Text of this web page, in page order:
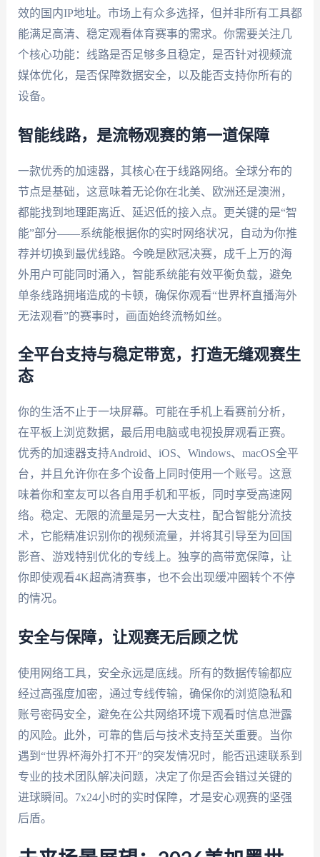
效的国内IP地址。市场上有众多选择，但并非所有工具都
能满足高清、稳定观看体育赛事的需求。你需要关注几
个核心功能：线路是否足够多且稳定，是否针对视频流
媒体优化，是否保障数据安全，以及能否支持你所有的
设备。
智能线路，是流畅观赛的第一道保障
一款优秀的加速器，其核心在于线路网络。全球分布的
节点是基础，这意味着无论你在北美、欧洲还是澳洲，
都能找到地理距离近、延迟低的接入点。更关键的是“智
能”部分——系统能根据你的实时网络状况，自动为你推
荐并切换到最优线路。今晚是欧冠决赛，成千上万的海
外用户可能同时涌入，智能系统能有效平衡负载，避免
单条线路拥堵造成的卡顿，确保你观看“世界杯直播海外
无法观看”的赛事时，画面始终流畅如丝。
全平台支持与稳定带宽，打造无缝观赛生
态
你的生活不止于一块屏幕。可能在手机上看赛前分析，
在平板上浏览数据，最后用电脑或电视投屏观看正赛。
优秀的加速器支持Android、iOS、Windows、macOS全平
台，并且允许你在多个设备上同时使用一个账号。这意
味着你和室友可以各自用手机和平板，同时享受高速网
络。稳定、无限的流量是另一大支柱，配合智能分流技
术，它能精准识别你的视频流量，并将其引导至为回国
影音、游戏特别优化的专线上。独享的高带宽保障，让
你即使观看4K超高清赛事，也不会出现缓冲圈转个不停
的情况。
安全与保障，让观赛无后顾之忧
使用网络工具，安全永远是底线。所有的数据传输都应
经过高强度加密，通过专线传输，确保你的浏览隐私和
账号密码安全，避免在公共网络环境下观看时信息泄露
的风险。此外，可靠的售后与技术支持至关重要。当你
遇到“世界杯海外打不开”的突发情况时，能否迅速联系到
专业的技术团队解决问题，决定了你是否会错过关键的
进球瞬间。7x24小时的实时保障，才是安心观赛的坚强
后盾。